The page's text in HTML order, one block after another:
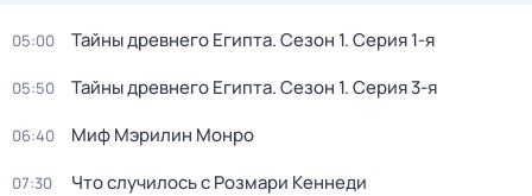
05:00 Тайны древнего Египта. Сезон 1. Серия 1-я
05:50 Тайны древнего Египта. Сезон 1. Серия 3-я
06:40 Миф Мэрилин Монро
07:30 Что случилось с Розмари Кеннеди